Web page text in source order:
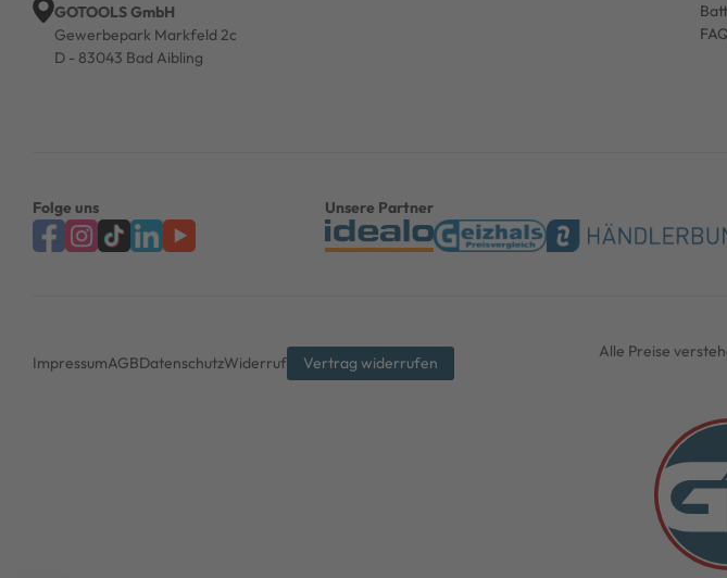
GOTOOLS GmbH
Gewerbepark Markfeld 2c
D - 83043 Bad Aibling
Folge uns Unsere Partner
ImpressumAGBDatenschutzWiderruf Vertrag widerrufen
Alle Preise